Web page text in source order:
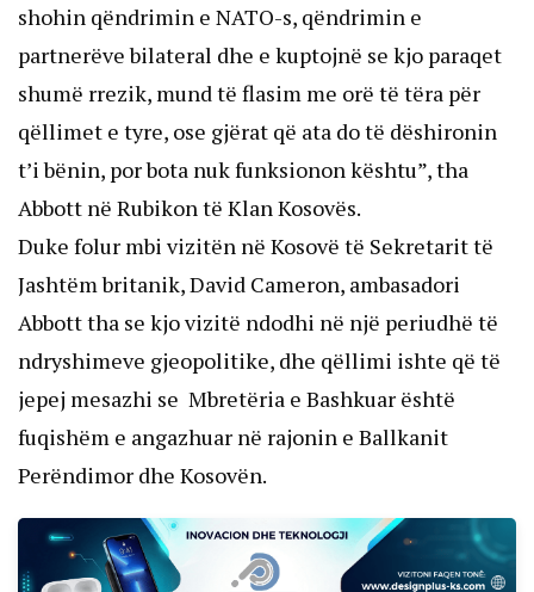
shohin qëndrimin e NATO-s, qëndrimin e
partnerëve bilateral dhe e kuptojnë se kjo paraqet
shumë rrezik, mund të flasim me orë të tëra për
qëllimet e tyre, ose gjërat që ata do të dëshironin
t’i bënin, por bota nuk funksionon kështu”, tha
Abbott në Rubikon të Klan Kosovës.
Duke folur mbi vizitën në Kosovë të Sekretarit të
Jashtëm britanik, David Cameron, ambasadori
Abbott tha se kjo vizitë ndodhi në një periudhë të
ndryshimeve gjeopolitike, dhe qëllimi ishte që të
jepej mesazhi se Mbretëria e Bashkuar është
fuqishëm e angazhuar në rajonin e Ballkanit
Perëndimor dhe Kosovën.